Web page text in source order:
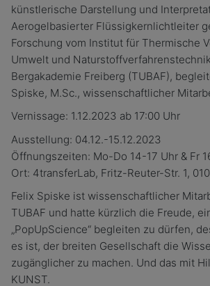
künstlerische Darstellung und
Aerogelbasierter Flüssigkernlichtleiter
Forschung vom Institut für Thermische
Umwelt und
Bergakademie Freiberg (TUBAF),
Spiske, M.Sc., wissenschaftlicher
Vernissage: 1.12.2023 ab 17:00 Uhr
Ausstellung: 04.12.-15.12.2023
Öffnungszeiten: Mo-Do 14-17 Uhr & Fr
Ort: 4transferLab, Fritz-Reuter-Str. 1,
Felix Spiske ist wissenschaftlicher
TUBAF und hatte kürzlich die Freude,
„PopUpScience“ begleiten zu dürfen,
es ist, der breiten Gesellschaft die
zugänglicher zu machen. Und das mit
KUNST.